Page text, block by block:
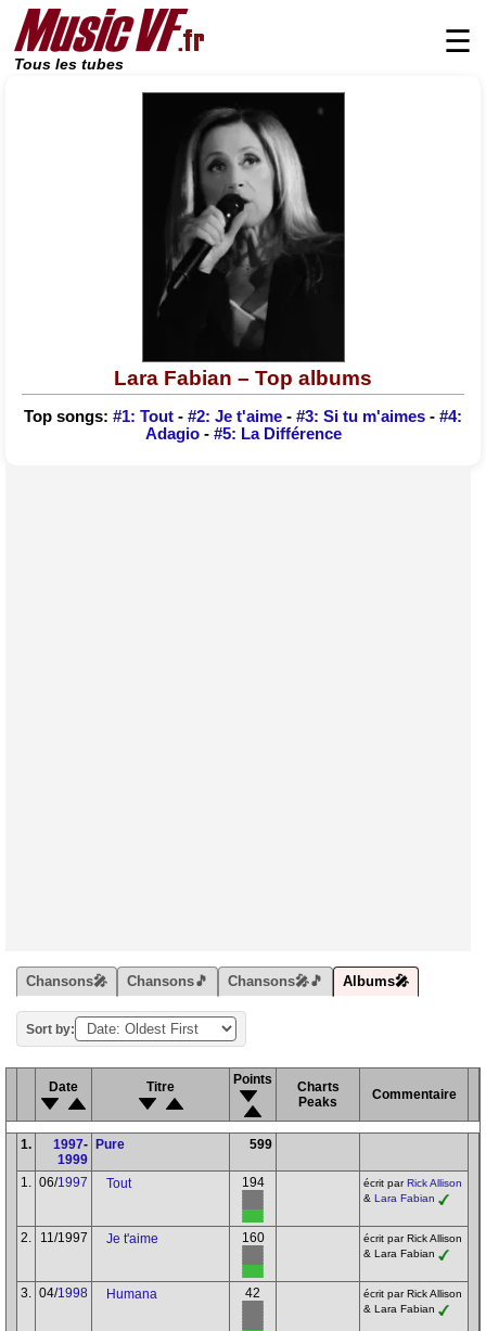
Tous les tubes
☰
Lara Fabian – Top albums
Top songs: #1: Tout - #2: Je t'aime - #3: Si tu m'aimes - #4:
Adagio- #5: La Différence
Chansons🎤 Chansons🎵 Chansons🎤🎵 Albums🎤
Sort by:
Date Titre Points
Charts
Peaks
Commentaire
1. 1997-
1999
Pure 599
1. 06/1997 Tout 194 écrit parRick Allison
& Lara Fabian
2. 11/1997 Je t'aime 160
écrit par Rick Allison
& Lara Fabian
3. 04/1998 Humana 42
écrit par Rick Allison
& Lara Fabian